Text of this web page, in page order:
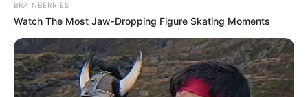
BRAINBERRIES
Watch The Most Jaw‑Dropping Figure Skating Moments